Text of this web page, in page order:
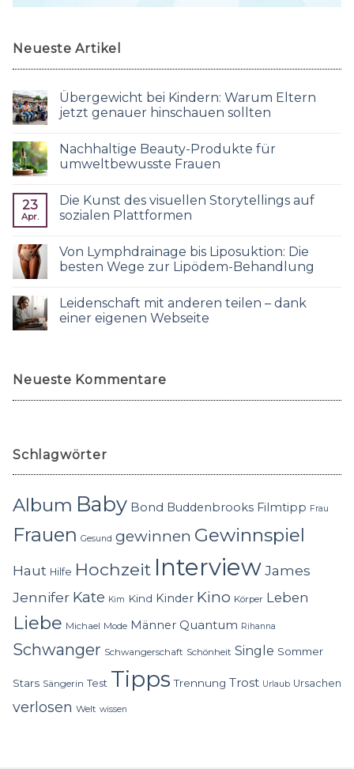
Neueste Artikel
Übergewicht bei Kindern: Warum Eltern
jetzt genauer hinschauen sollten
Nachhaltige Beauty-Produkte für
umweltbewusste Frauen
23
Apr.
Die Kunst des visuellen Storytellings auf
sozialen Plattformen
Von Lymphdrainage bis Liposuktion: Die
besten Wege zur Lipödem-Behandlung
Leidenschaft mit anderen teilen – dank
einer eigenen Webseite
Neueste Kommentare
Schlagwörter
Album Baby Bond Buddenbrooks Filmtipp Frau
Frauen Gesund gewinnen Gewinnspiel
Haut Hilfe Hochzeit InterviewJames
Jennifer Kate Kim Kind Kinder Kino Körper Leben
Liebe Michael Mode Männer Quantum Rihanna
Schwanger Schwangerschaft Schönheit Single Sommer
Stars Sängerin Test Tipps Trennung Trost Urlaub Ursachen
verlosen Welt wissen